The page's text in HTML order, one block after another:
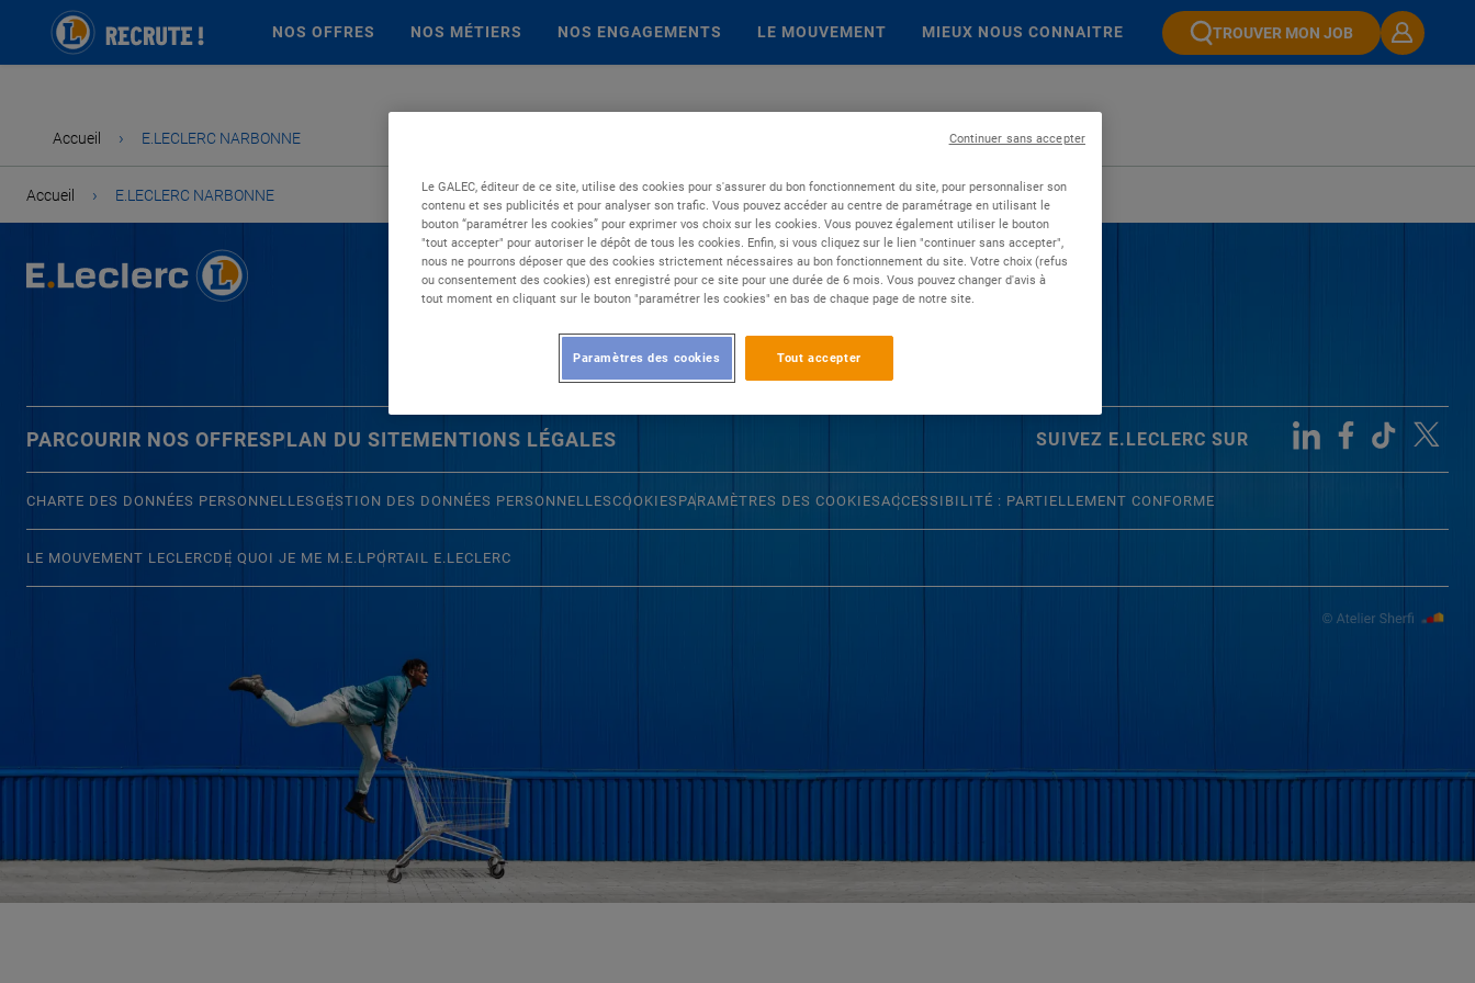
NOS OFFRES NOS MÉTIERS NOS ENGAGEMENTS LE MOUVEMENT MIEUX NOUS CONNAITRE TROUVER MON JOB
Accueil › E.LECLERC NARBONNE
Accueil › E.LECLERC NARBONNE
PARCOURIR NOS OFFRESPLAN DU SITEMENTIONS LÉGALES SUIVEZ E.LECLERC SUR
CHARTE DES DONNÉES PERSONNELLESGESTION DES DONNÉES PERSONNELLESCOOKIES PARAMÈTRES DES COOKIESACCESSIBILITÉ : PARTIELLEMENT CONFORME
LE MOUVEMENT LECLERCDE QUOI JE ME M.E.LPORTAIL E.LECLERC
Le GALEC, éditeur de ce site, utilise des cookies pour s'assurer du bon fonctionnement du site, pour personnaliser son
contenu et ses publicités et pour analyser son trafic. Vous pouvez accéder au centre de paramétrage en utilisant le
bouton “paramétrer les cookies” pour exprimer vos choix sur les cookies. Vous pouvez également utiliser le bouton
"tout accepter" pour autoriser le dépôt de tous les cookies. Enfin, si vous cliquez sur le lien "continuer sans accepter",
nous ne pourrons déposer que des cookies strictement nécessaires au bon fonctionnement du site. Votre choix (refus
ou consentement des cookies) est enregistré pour ce site pour une durée de 6 mois. Vous pouvez changer d'avis à
tout moment en cliquant sur le bouton "paramétrer les cookies" en bas de chaque page de notre site.
Tout accepter
Paramètres des cookies
Continuer sans accepter